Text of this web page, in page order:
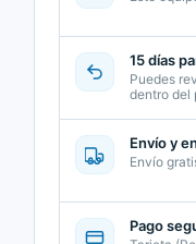
15 días
Puedes
dentro del
Envío y
Envío
Pago